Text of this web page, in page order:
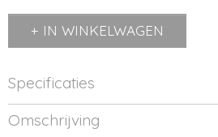
IN WINKELWAGEN
Specificaties
Productcode
M131148-1
Omschrijving